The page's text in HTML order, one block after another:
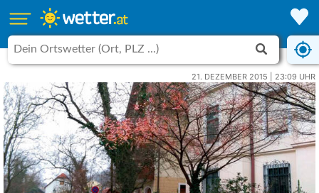
21. DEZEMBER 2015 | 23:09 UHR